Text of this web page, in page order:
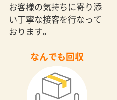
お客様の気持ちに寄り添
い丁寧な接客を行なって
おります。
なんでも回収